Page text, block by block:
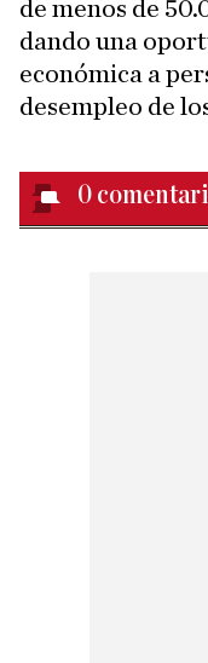
de menos de
dando una
económica a
desempleo de
0